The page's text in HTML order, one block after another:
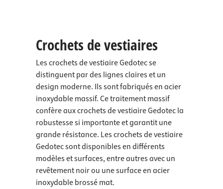
Crochets de vestiaires
Les crochets de vestiaire Gedotec se
distinguent par des lignes claires et un
design moderne. Ils sont fabriqués en acier
inoxydable massif. Ce traitement massif
confère aux crochets de vestiaire Gedotec la
robustesse si importante et garantit une
grande résistance. Les crochets de vestiaire
Gedotec sont disponibles en différents
modèles et surfaces, entre autres avec un
revêtement noir ou une surface en acier
inoxydable brossé mat.